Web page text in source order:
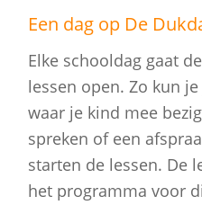
Een dag op De
Elke schooldag gaat
lessen open. Zo kun
waar je kind mee
spreken of een
starten de lessen. De
het programma voor